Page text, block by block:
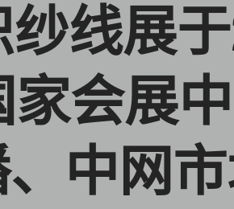
线展
家会展
中网